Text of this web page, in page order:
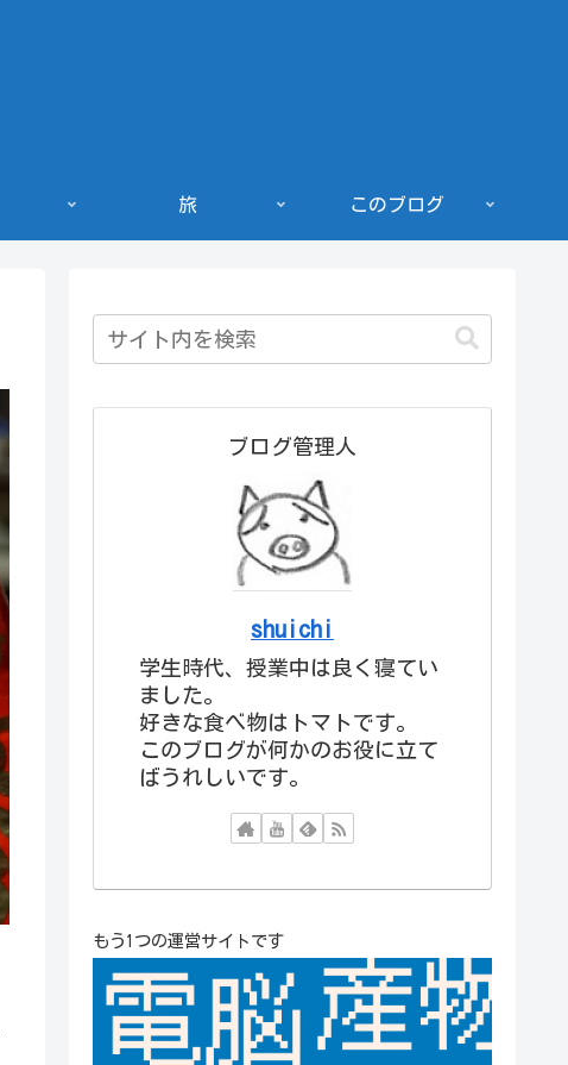
旅 このブログ
ブログ管理人
shuichi
学生時代、授業中は良く寝てい
ました。
好きな食べ物はトマトです。
このブログが何かのお役に立て
ばうれしいです。
もう1つの運営サイトです